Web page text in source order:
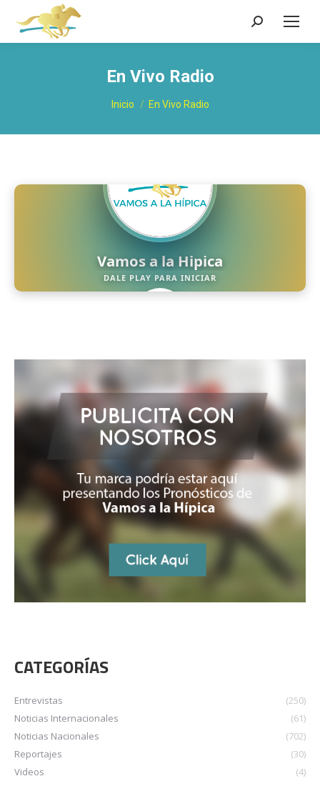
Buscar:
En Vivo Radio
Estás aquí:
Inicio En Vivo Radio
CATEGORÍAS
Entrevistas
(250)
Noticias Internacionales
(61)
Noticias Nacionales
(702)
Reportajes
(30)
Videos
(4)